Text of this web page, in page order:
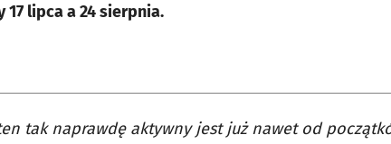
17 lipca a 24 sierpnia.
tak naprawdę aktywny jest już nawet od